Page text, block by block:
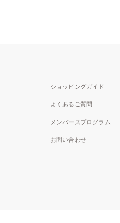
ショッピングガイド
よくあるご質問
メンバーズプログラム
お問い合わせ